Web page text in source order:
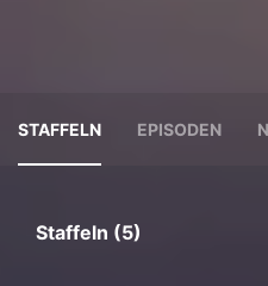
STAFFELN EPISODEN
Staffeln (5)